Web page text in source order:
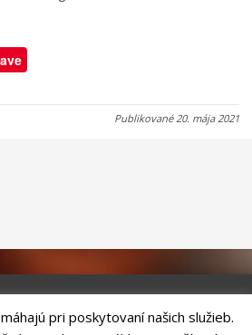
Publikované20. mája 2021
| Technický prevádzkovateľ – MVI
pri poskytovaní našich služieb.